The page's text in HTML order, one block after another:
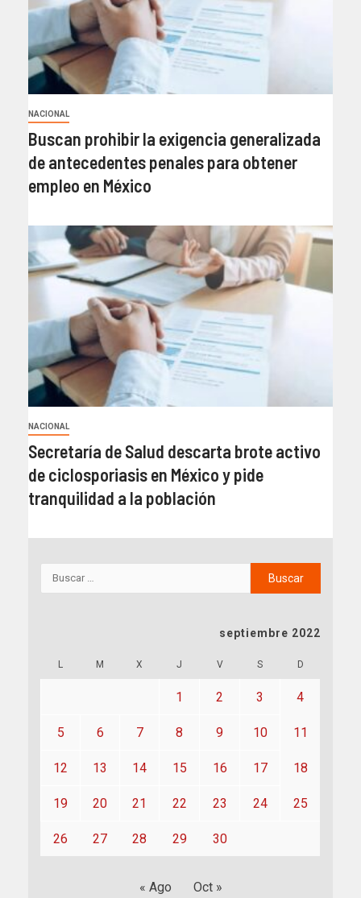
NACIONAL
Buscan prohibir la exigencia generalizada
de antecedentes penales para obtener
empleo en México
NACIONAL
Secretaría de Salud descarta brote activo
de ciclosporiasis en México y pide
tranquilidad a la población
septiembre 2022
L M X J V S D
1 2 3 4
5 6 7 8 9 10 11
12 13 14 15 16 17 18
19 20 21 22 23 24 25
26 27 28 29 30
« Ago Oct »